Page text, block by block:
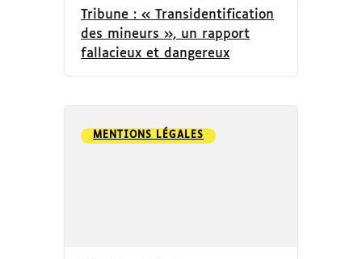
Tribune : « Transidentification
des mineurs », un rapport
fallacieux et dangereux
MENTIONS LÉGALES